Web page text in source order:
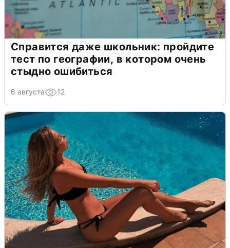
Справится даже школьник: пройдите
тест по географии, в котором очень
стыдно ошибиться
6 августа 12